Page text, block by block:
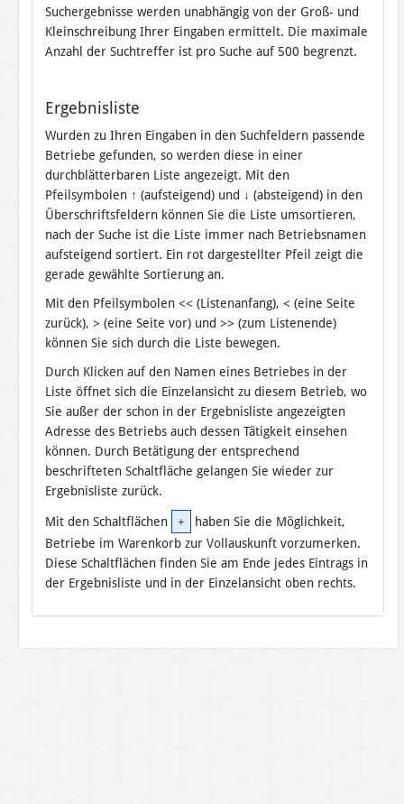
Suchergebnisse werden unabhängig von der Groß- und
Kleinschreibung Ihrer Eingaben ermittelt. Die maximale
Anzahl der Suchtreffer ist pro Suche auf 500 begrenzt.
Ergebnisliste
Wurden zu Ihren Eingaben in den Suchfeldern passende
Betriebe gefunden, so werden diese in einer
durchblätterbaren Liste angezeigt. Mit den
Pfeilsymbolen ↑ (aufsteigend) und ↓ (absteigend) in den
Überschriftsfeldern können Sie die Liste umsortieren,
nach der Suche ist die Liste immer nach Betriebsnamen
aufsteigend sortiert. Ein rot dargestellter Pfeil zeigt die
gerade gewählte Sortierung an.
Mit den Pfeilsymbolen << (Listenanfang), < (eine Seite
zurück), > (eine Seite vor) und >> (zum Listenende)
können Sie sich durch die Liste bewegen.
Durch Klicken auf den Namen eines Betriebes in der
Liste öffnet sich die Einzelansicht zu diesem Betrieb, wo
Sie außer der schon in der Ergebnisliste angezeigten
Adresse des Betriebs auch dessen Tätigkeit einsehen
können. Durch Betätigung der entsprechend
beschrifteten Schaltfläche gelangen Sie wieder zur
Ergebnisliste zurück.
Mit den Schaltflächen +
haben Sie die Möglichkeit,
Betriebe im Warenkorb zur Vollauskunft vorzumerken.
Diese Schaltflächen finden Sie am Ende jedes Eintrags in
der Ergebnisliste und in der Einzelansicht oben rechts.